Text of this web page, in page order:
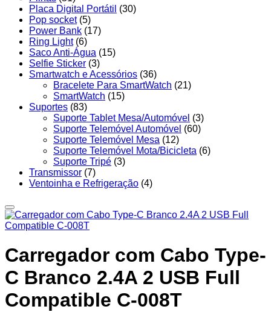
Placa Digital Portátil (30)
Pop socket (5)
Power Bank (17)
Ring Light (6)
Saco Anti-Água (15)
Selfie Sticker (3)
Smartwatch e Acessórios (36)
Bracelete Para SmartWatch (21)
SmartWatch (15)
Suportes (83)
Suporte Tablet Mesa/Automóvel (3)
Suporte Telemóvel Automóvel (60)
Suporte Telemóvel Mesa (12)
Suporte Telemóvel Mota/Bicicleta (6)
Suporte Tripé (3)
Transmissor (7)
Ventoinha e Refrigeração (4)
Carregador com Cabo Type-
C Branco 2.4A 2 USB Full
Compatible C-008T